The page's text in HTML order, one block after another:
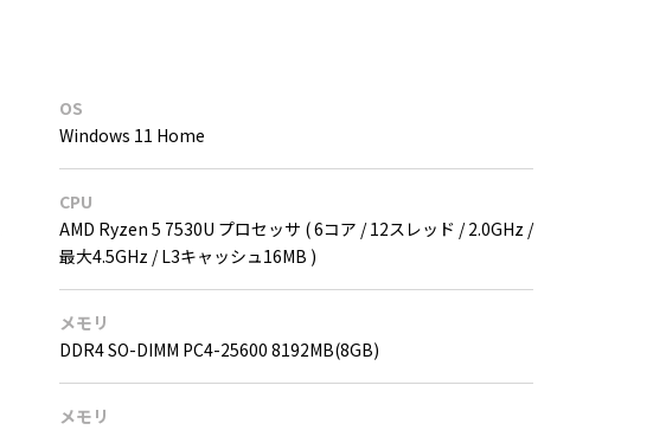
OS
Windows 11 Home
CPU
AMD Ryzen 5 7530U プロセッサ ( 6コア / 12スレッド / 2.0GHz /
最大4.5GHz / L3キャッシュ16MB )
メモリ
DDR4 SO-DIMM PC4-25600 8192MB(8GB)
メモリ